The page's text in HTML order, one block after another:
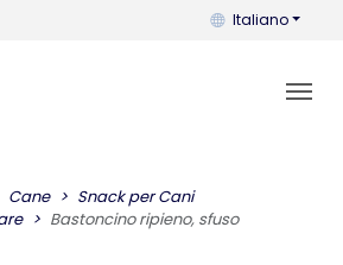
Puoi cambiare
Italiano
Cane
Snack per Cani
Bastoncino ripieno, sfuso